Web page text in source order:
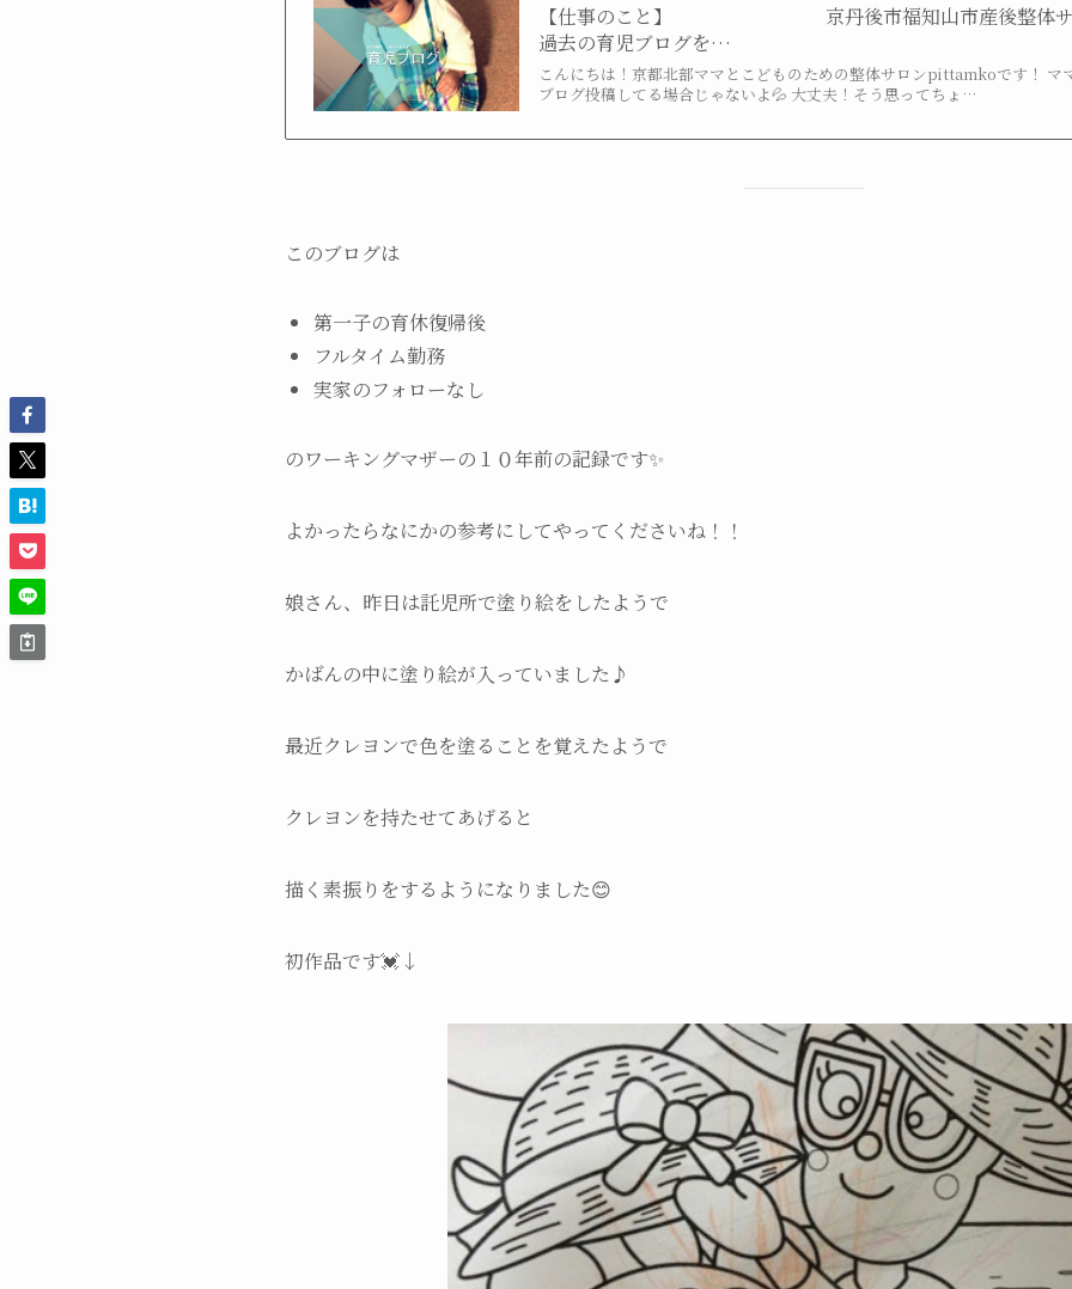
【仕事のこと】 京丹後市福知山市産後整
過去の育児ブログを…
こんにちは！京都北部ママとこどものための整体サロンpittamkoです！ マ
ブログ投稿してる場合じゃないよ💦 大丈夫！そう思ってちょ…
このブログは
第一子の育休復帰後
フルタイム勤務
実家のフォローなし
のワーキングマザーの１０年前の記録です✨
よかったらなにかの参考にしてやってくださいね！！
娘さん、昨日は託児所で塗り絵をしたようで
かばんの中に塗り絵が入っていました♪
最近クレヨンで色を塗ることを覚えたようで
クレヨンを持たせてあげると
描く素振りをするようになりました😊
初作品です💓↓